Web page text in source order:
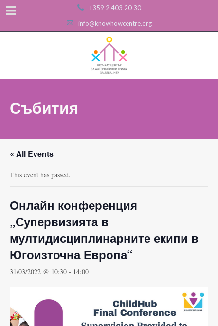
+359 2 403 20 30
info@knowhowcentre.org
Събития
« All Events
This event has passed.
Онлайн конференция
„Супервизията в
мултидисциплинарните екипи в
Югоизточна Европа“
31/03/2022 @ 10:30 - 14:00